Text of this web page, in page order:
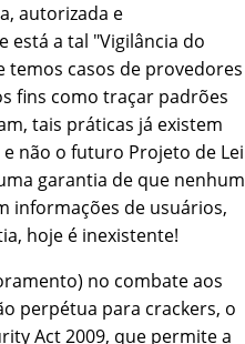
autorizada e
está a tal "Vigilância do
temos casos de provedores
fins como traçar padrões
tais práticas já existem
não o futuro Projeto de Lei
garantia de que nenhum
informações de usuários,
hoje é inexistente!
no combate aos
perpétua para crackers, o
Act 2009, que permite a